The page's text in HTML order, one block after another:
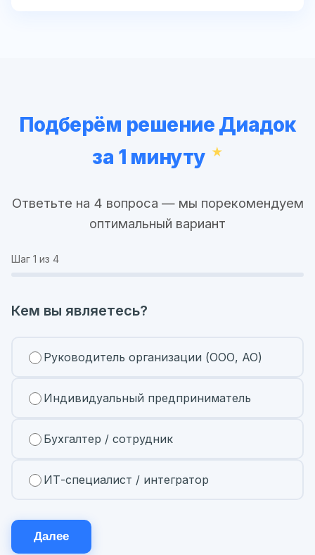
Подберём решение Диадок
за 1 минуту
Ответьте на 4 вопроса — мы порекомендуем
оптимальный вариант
Шаг 1 из 4
Кем вы являетесь?
Руководитель организации (ООО, АО)
Индивидуальный предприниматель
Бухгалтер / сотрудник
ИТ-специалист / интегратор
Далее